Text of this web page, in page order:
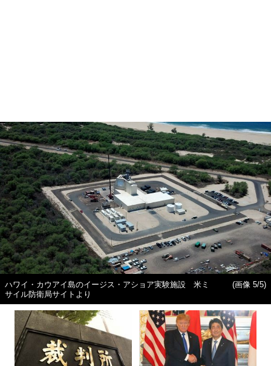
ハワイ・カウアイ島のイージス・アショア実験施設 米ミ
サイル防衛局サイトより
(画像 5/5)